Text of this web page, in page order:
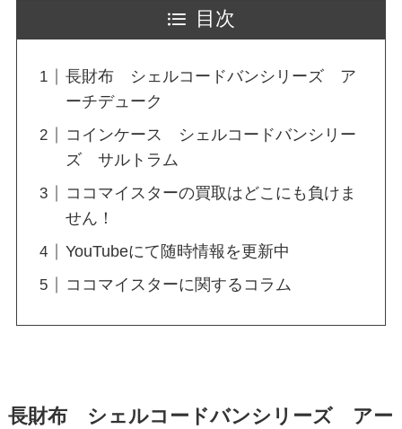
目次
長財布 シェルコードバンシリーズ ア
ーチデューク
コインケース シェルコードバンシリー
ズ サルトラム
ココマイスターの買取はどこにも負けま
せん！
YouTubeにて随時情報を更新中
ココマイスターに関するコラム
長財布 シェルコードバンシリーズ アー